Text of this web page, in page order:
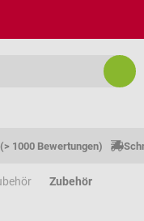
1000 Bewertungen)
Zubehör